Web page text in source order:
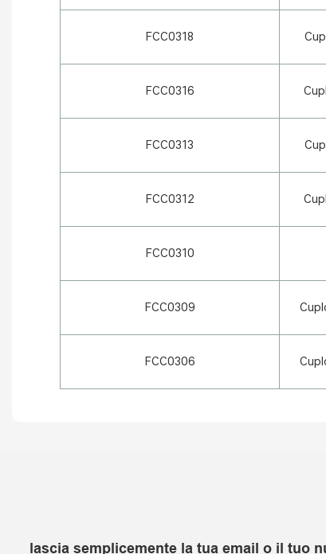
FCC0318
FCC0316
FCC0313
FCC0312
FCC0310
FCC0309
FCC0306
lascia semplicemente la tua email o il tuo